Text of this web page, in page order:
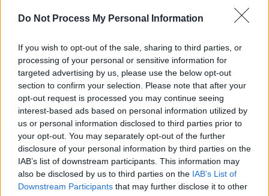
Do Not Process My Personal Information
If you wish to opt-out of the sale, sharing to third parties, or
processing of your personal or sensitive information for
targeted advertising by us, please use the below opt-out
section to confirm your selection. Please note that after your
opt-out request is processed you may continue seeing
interest-based ads based on personal information utilized by
us or personal information disclosed to third parties prior to
your opt-out. You may separately opt-out of the further
disclosure of your personal information by third parties on the
IAB’s list of downstream participants. This information may
also be disclosed by us to third parties on the IAB’s List of
Downstream Participants that may further disclose it to other
μποφόρ.
Κελσίου. Στη δυτική Μακεδονία 2 με 3
βαθμούς χαμηλότερη.
ΝΗΣΙΑ ΙΟΝΙΟΥ, ΗΠΕΙΡΟΣ, ΔΥΤΙΚΗ ΣΤΕΡΕΑ,
ΔΥΤΙΚΗ ΠΕΛΟΠΟΝΝΗΣΟΣ
Καιρός: Νεφώσεις παροδικά αυξημένες με
τοπικές βροχές ή όμβρους και πιθανόν το
πρωί στα βορειοδυτικά μεμονωμένες
καταιγίδες. Βαθμιαία τα φαινόμενα θα